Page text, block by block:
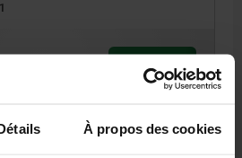
À propos des cookies